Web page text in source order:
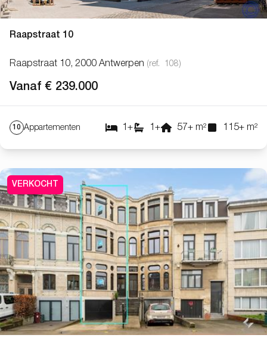
Raapstraat 10
Raapstraat 10, 2000 Antwerpen (ref. 108)
Vanaf € 239.000
10 Appartementen + + 57+ m² 115+ m²
VERKOCHT